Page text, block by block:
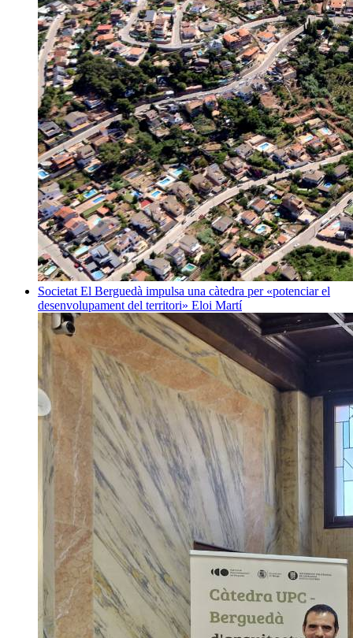
Societat El Berguedà impulsa una càtedra per «potenciar el
desenvolupament del territori» Eloi Martí